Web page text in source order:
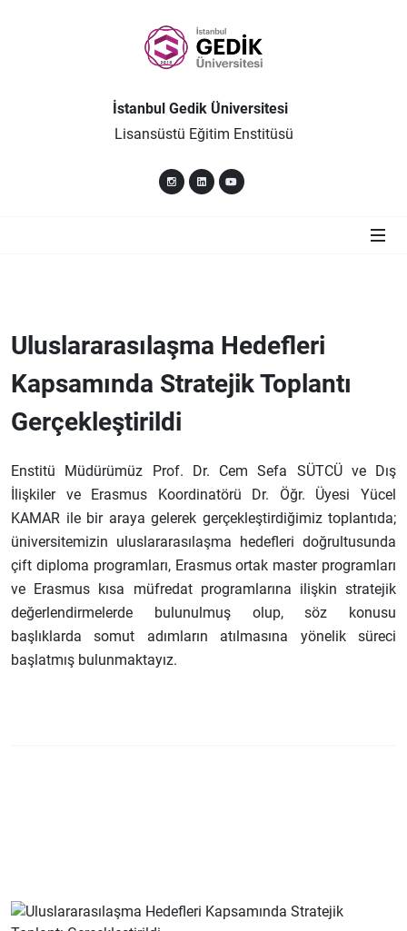
İstanbul Gedik Üniversitesi
Lisansüstü Eğitim Enstitüsü
Uluslararasılaşma Hedefleri
Kapsamında Stratejik Toplantı
Gerçekleştirildi
Enstitü Müdürümüz Prof. Dr. Cem Sefa SÜTCÜ ve Dış
İlişkiler ve Erasmus Koordinatörü Dr. Öğr. Üyesi Yücel
KAMAR ile bir araya gelerek gerçekleştirdiğimiz toplantıda;
üniversitemizin uluslararasılaşma hedefleri doğrultusunda
çift diploma programları, Erasmus ortak master programları
ve Erasmus kısa müfredat programlarına ilişkin stratejik
değerlendirmelerde bulunulmuş olup, söz konusu
başlıklarda somut adımların atılmasına yönelik süreci
başlatmış bulunmaktayız.